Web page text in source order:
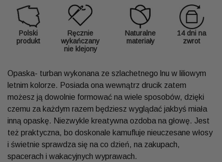
Polski
produkt
Ręcznie
wykańczany
nie klejony
Naturalne
materiały
14 dni na
zwrot
Opaska- turban wykonana ze szlachetnego lnu w liliowym
letnim kolorze. Posiada ona wewnątrz drucik zatem
możesz ją dowolnie formować na wiele sposobów, dzięki
czemu za każdym razem będziesz wyglądać jakbyś miała
inną opaskę. Niezwykle kreatywna ozdoba na głowę. Jest
też praktyczna, bo doskonale kamufluje nieuczesane włosy
i świetnie sprawdza się na co dzień, na zakupach,
spacerach i wakacyjnych wyprawach.